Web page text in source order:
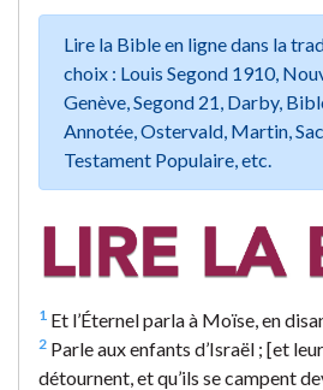
Lire la Bible en ligne dans la
choix : Louis Segond 1910,
Genève, Segond 21, Darby,
Annotée, Ostervald, Martin,
Testament Populaire, etc.
1 Et l’Éternel parla à Moïse, en
2 Parle aux enfants d’Israël ; [et
détournent, et qu’ils se campent